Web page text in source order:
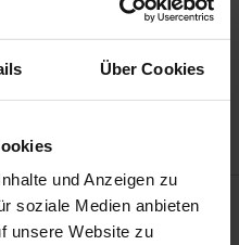
Über Cookies
und Anzeigen zu
soziale Medien anbieten
unsere Website zu